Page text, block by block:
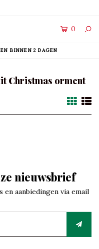
0
BINNEN 2 DAGEN
Christmas orment
nieuwsbrief
en aanbiedingen via email